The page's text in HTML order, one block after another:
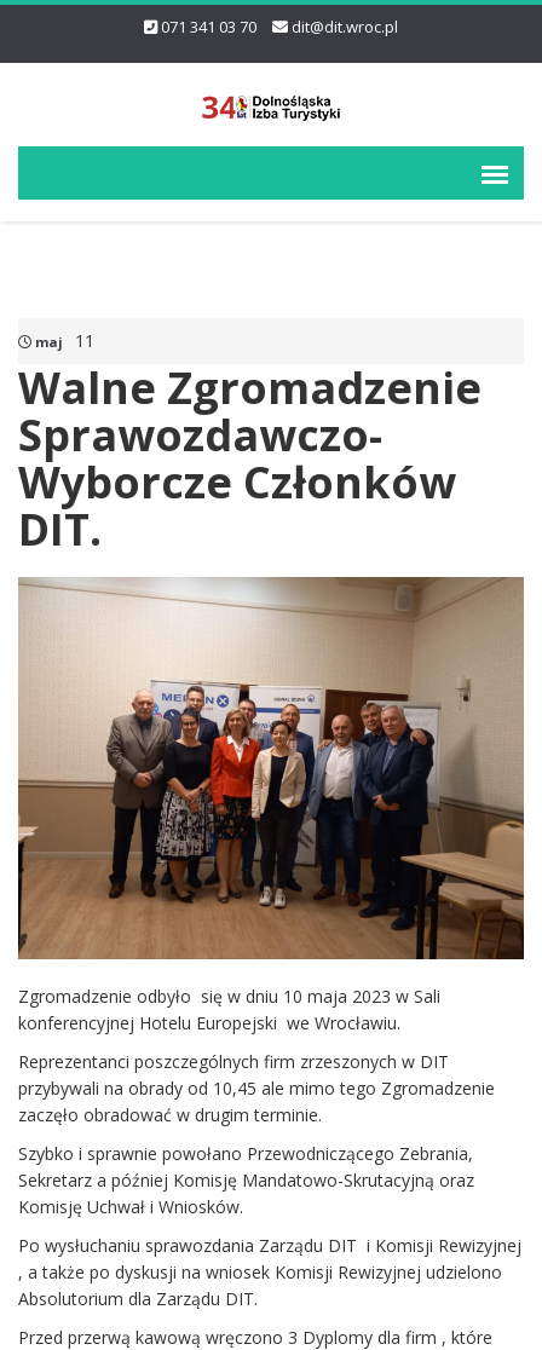
071 341 03 70 dit@dit.wroc.pl
maj 11
Walne Zgromadzenie
Sprawozdawczo-
Wyborcze Członków
DIT.
Zgromadzenie odbyło się w dniu 10 maja 2023 w Sali
konferencyjnej Hotelu Europejski we Wrocławiu.
Reprezentanci poszczególnych firm zrzeszonych w DIT
przybywali na obrady od 10,45 ale mimo tego Zgromadzenie
zaczęło obradować w drugim terminie.
Szybko i sprawnie powołano Przewodniczącego Zebrania,
Sekretarz a później Komisję Mandatowo-Skrutacyjną oraz
Komisję Uchwał i Wniosków.
Po wysłuchaniu sprawozdania Zarządu DIT i Komisji Rewizyjnej
, a także po dyskusji na wniosek Komisji Rewizyjnej udzielono
Absolutorium dla Zarządu DIT.
Przed przerwą kawową wręczono 3 Dyplomy dla firm , które